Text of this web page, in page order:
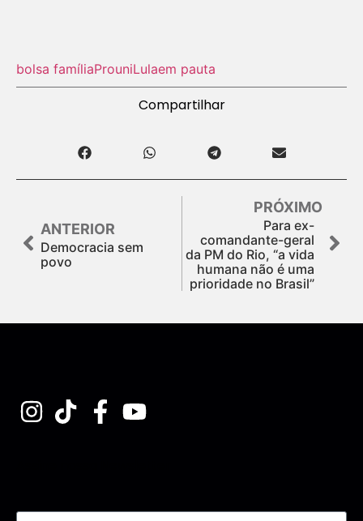
bolsa famíliaProuniLulaem pauta
Compartilhar
ANTERIOR
Democracia sem
povo
PRÓXIMO
Para ex-
comandante-geral
da PM do Rio, “a vida
humana não é uma
prioridade no Brasil”